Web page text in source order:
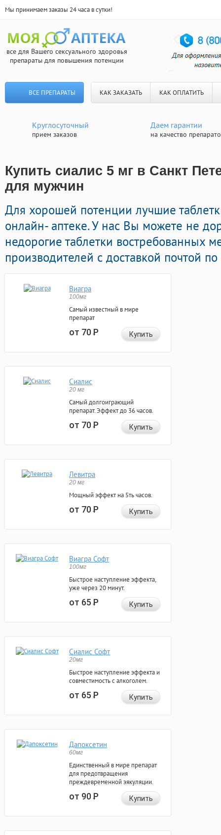
Мы принимаем заказы 24 часа в сутки!
все для Вашего сексуального здоровья
препараты для повышения потенции
ВСЕ ПРЕПАРАТЫ КАК ЗАКАЗАТЬ КАК ОПЛАТИТЬ
Круглосуточный
прием заказов
Даем гарантии
на качество
Купить сиалис 5 мг в Санкт
для мужчин
Для хорошей потенции лучшие
онлайн- аптеке. У нас Вы можете не
недорогие таблетки востребованных
производителей с доставкой почтой
Виагра
100мг
Самый известный в мире
препарат
от 70Р Купить
Сиалис
20 мг
Самый долгоиграющий
препарат. Эффект до 36 часов.
от 70Р Купить
Левитра
20 мг
Мощный эффект на 5ть часов.
от 70Р Купить
Виагра Софт
100мг
Быстрое наступление эффекта,
уже через 20 минут.
от 65Р Купить
Сиалис Софт
20мг
Быстрое наступление эффекта и
совместимость с алкоголем.
от 65Р Купить
Дапоксетин
60мг
Единственный в мире препарат
для предотвращения
преждевременной эякуляции.
от 90Р Купить